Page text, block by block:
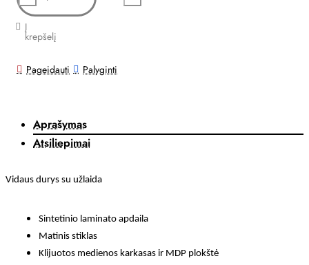
Į
krepšelį
Pageidauti Palyginti
Aprašymas
Atsiliepimai
Vidaus durys su užlaida
Sintetinio laminato apdaila
Matinis stiklas
Klijuotos medienos karkasas ir MDP plokštė